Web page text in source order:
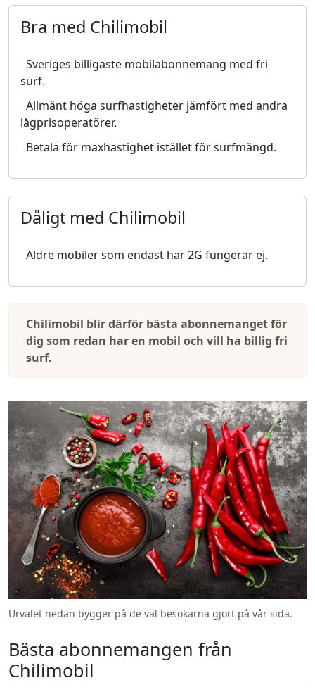
Bra med Chilimobil
Sveriges billigaste mobilabonnemang med fri
surf.
Allmänt höga surfhastigheter jämfört med andra
lågprisoperatörer.
Betala för maxhastighet istället för surfmängd.
Dåligt med Chilimobil
Äldre mobiler som endast har 2G fungerar ej.
Chilimobil blir därför bästa abonnemanget för
dig som redan har en mobil och vill ha billig fri
surf.
Urvalet nedan bygger på de val besökarna gjort på vår sida.
Bästa abonnemangen från
Chilimobil